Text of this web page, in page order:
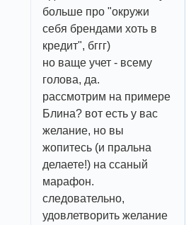
больше про "окружи
себя брендами хоть в
кредит", бггг)
но ваще учет - всему
голова, да.
рассмотрим на примере
Блина? вот есть у вас
желание, но вы
жопитесь (и пральна
делаете!) на ссаный
марафон.
следовательно,
удовлетворить желание